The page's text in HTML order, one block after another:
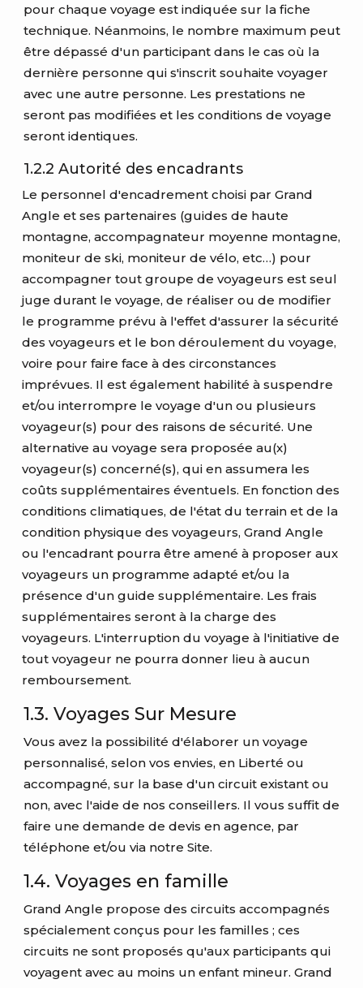
pour chaque voyage est indiquée sur la fiche
technique. Néanmoins, le nombre maximum peut
être dépassé d'un participant dans le cas où la
dernière personne qui s'inscrit souhaite voyager
avec une autre personne. Les prestations ne
seront pas modifiées et les conditions de voyage
seront identiques.
1.2.2 Autorité des encadrants
Le personnel d'encadrement choisi par Grand
Angle et ses partenaires (guides de haute
montagne, accompagnateur moyenne montagne,
moniteur de ski, moniteur de vélo, etc…) pour
accompagner tout groupe de voyageurs est seul
juge durant le voyage, de réaliser ou de modifier
le programme prévu à l'effet d'assurer la sécurité
des voyageurs et le bon déroulement du voyage,
voire pour faire face à des circonstances
imprévues. Il est également habilité à suspendre
et/ou interrompre le voyage d'un ou plusieurs
voyageur(s) pour des raisons de sécurité. Une
alternative au voyage sera proposée au(x)
voyageur(s) concerné(s), qui en assumera les
coûts supplémentaires éventuels. En fonction des
conditions climatiques, de l'état du terrain et de la
condition physique des voyageurs, Grand Angle
ou l'encadrant pourra être amené à proposer aux
voyageurs un programme adapté et/ou la
présence d'un guide supplémentaire. Les frais
supplémentaires seront à la charge des
voyageurs. L'interruption du voyage à l'initiative de
tout voyageur ne pourra donner lieu à aucun
remboursement.
1.3. Voyages Sur Mesure
Vous avez la possibilité d'élaborer un voyage
personnalisé, selon vos envies, en Liberté ou
accompagné, sur la base d'un circuit existant ou
non, avec l'aide de nos conseillers. Il vous suffit de
faire une demande de devis en agence, par
téléphone et/ou via notre Site.
1.4. Voyages en famille
Grand Angle propose des circuits accompagnés
spécialement conçus pour les familles ; ces
circuits ne sont proposés qu'aux participants qui
voyagent avec au moins un enfant mineur. Grand